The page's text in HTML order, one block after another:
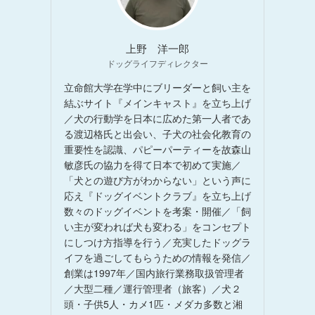
上野 洋一郎
ドッグライフディレクター
立命館大学在学中にブリーダーと飼い主を
結ぶサイト『メインキャスト』を立ち上げ
／犬の行動学を日本に広めた第一人者であ
る渡辺格氏と出会い、子犬の社会化教育の
重要性を認識、パピーパーティーを故森山
敏彦氏の協力を得て日本で初めて実施／
「犬との遊び方がわからない」という声に
応え『ドッグイベントクラブ』を立ち上げ
数々のドッグイベントを考案・開催／「飼
い主が変われば犬も変わる」をコンセプト
にしつけ方指導を行う／充実したドッグラ
イフを過ごしてもらうための情報を発信／
創業は1997年／国内旅行業務取扱管理者
／大型二種／運行管理者（旅客）／犬２
頭・子供5人・カメ1匹・メダカ多数と湘